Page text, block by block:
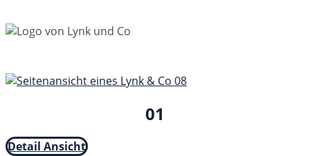
01
Detail Ansicht